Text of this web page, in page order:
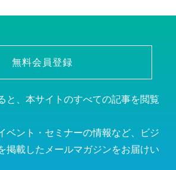
無料会員登録
と、本サイトのすべての記事を閲覧
ベント・セミナーの情報など、ビジ
掲載したメールマガジンをお届けい